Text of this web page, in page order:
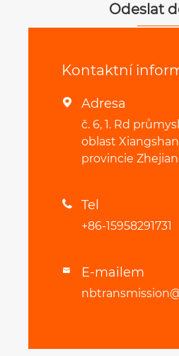
Odeslat
Kontaktní
 Adresa
č. 6, 1. Rd
oblast
provincie
 Tel
+86-15958291731
 E-mailem